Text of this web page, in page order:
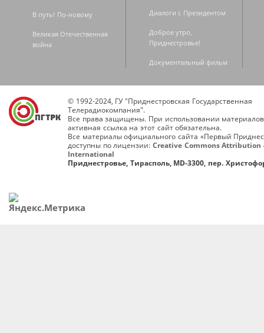
В путь! По-новому
Великая Отечественная
война
Диалоги с Президентом
Доброе утро,
Приднестровье!
Документальный фильм
© 1992-2024, ГУ "Приднестровская Государственная
Телерадиокомпания".
Все права защищены. При использовании
активная ссылка на этот сайт обязательна.
Все материалы официального сайта «Первый
доступны по лицензии: Creative Commons Attribution
International
Приднестровье, Тирасполь, MD-3300, пер.